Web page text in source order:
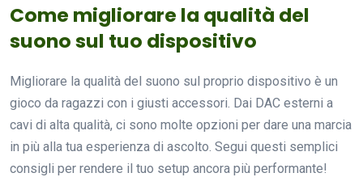
Come migliorare la qualità del
suono sul tuo dispositivo
Migliorare la qualità del suono sul proprio dispositivo è un
gioco da ragazzi con i giusti accessori. Dai DAC esterni a
cavi di alta qualità, ci sono molte opzioni per dare una marcia
in più alla tua esperienza di ascolto. Segui questi semplici
consigli per rendere il tuo setup ancora più performante!